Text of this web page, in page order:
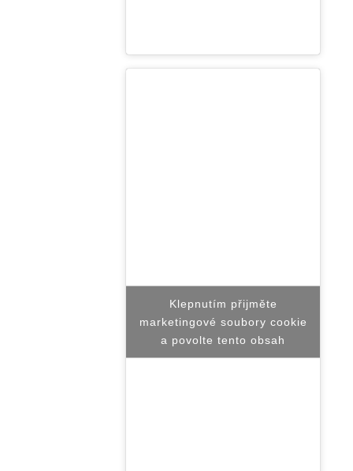
Nejoblíbenější témata
Témata bez odpovědi